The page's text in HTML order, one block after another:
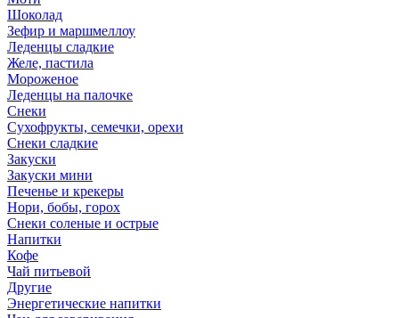
Шоколад
Зефир и маршмеллоу
Леденцы сладкие
Желе, пастила
Мороженое
Леденцы на палочке
Снеки
Сухофрукты, семечки, орехи
Снеки сладкие
Закуски
Закуски мини
Печенье и крекеры
Нори, бобы, горох
Снеки соленые и острые
Напитки
Кофе
Чай питьевой
Другие
Энергетические напитки